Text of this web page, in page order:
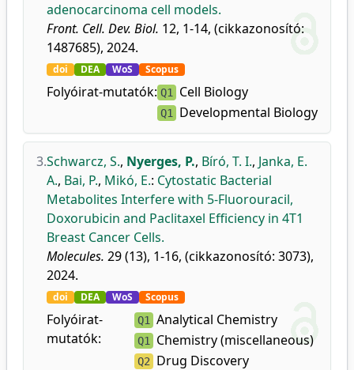
adenocarcinoma cell models.
Front. Cell. Dev. Biol. 12, 1-14, (cikkazonosító:
1487685), 2024.
doi DEA WoS Scopus
Folyóirat-mutatók: Q1 Cell Biology
Q1 Developmental Biology
3.Schwarcz, S., Nyerges, P., Bíró, T. I., Janka, E.
A., Bai, P., Mikó, E.: Cytostatic Bacterial
Metabolites Interfere with 5-Fluorouracil,
Doxorubicin and Paclitaxel Efficiency in 4T1
Breast Cancer Cells.
Molecules. 29 (13), 1-16, (cikkazonosító: 3073),
2024.
doi DEA WoS Scopus
Folyóirat-
mutatók:
Q1 Analytical Chemistry
Q1 Chemistry (miscellaneous)
Q2 Drug Discovery